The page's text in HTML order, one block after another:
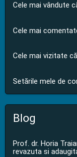
Cele mai vândute
Cele mai
Cele mai vizitate
Setările mele de
Blog
Prof. dr. Horia
revazuta si